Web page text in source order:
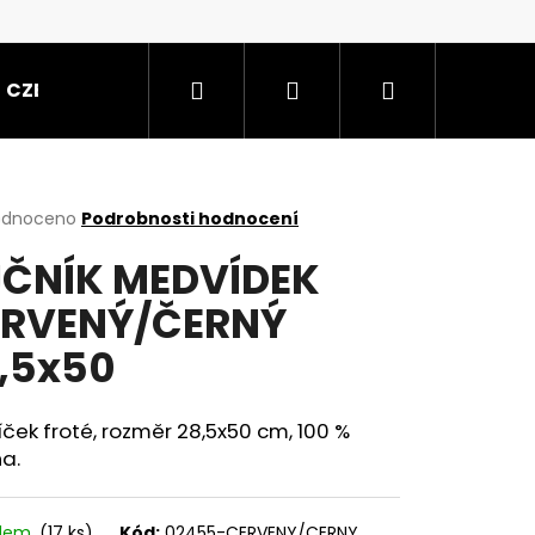
CZE Hledat PřihlášeníNákupní
Podrobnosti hodnocení
MEDVÍDEK
ČERNÝ
froté, rozměr 28,5x50 cm, 100 %